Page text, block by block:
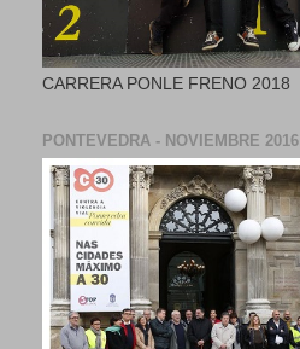
CARRERA PONLE FRENO 2018
PONTEVEDRA - NOVIEMBRE 2016